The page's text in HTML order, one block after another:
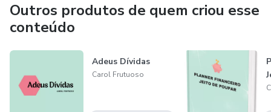
Outros produtos de quem criou esse
conteúdo
Adeus Dívidas
Carol Frutuoso